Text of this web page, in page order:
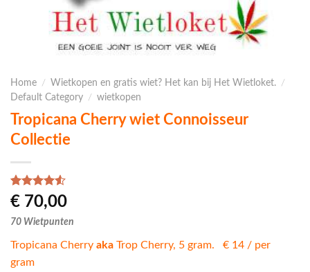
Home / Wietkopen en gratis wiet? Het kan bij Het Wietloket. /
Default Category / wietkopen
Tropicana Cherry wiet Connoisseur
Collectie
Waardering
4.50 op 5
gebaseerd
2
klantbeoordelingen
€ 70,00
70 Wietpunten
Tropicana Cherry aka Trop Cherry, 5 gram. € 14 / per
gram